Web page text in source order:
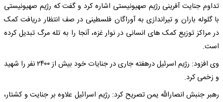
تداوم جنایت آفرینی رژیم صهیونیستی اشاره کرد و گفت که رژیم صهیونیستی
با گلوله باران و تیراندازی به آوراگان فلسطینی در صف انتظار دریافت کمک
در مراکز توزیع کمک های انسانی در نوار غزه، آنجا را به تله مرگ تبدیل کرده
است.
وی افزود: رژیم اسرئیل درهفته جاری در جنایات خود بیش از ۲۴۰۰ نفر را شهید
و زخمی کرد.
رهبر جنبش انصارالله یمن تصریح کرد: رژیم اسرائیل علاوه بر جنایت و کشتار،